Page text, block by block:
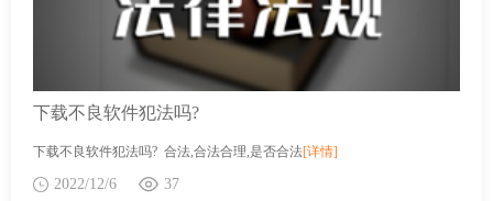
下载不良软件犯法吗?
下载不良软件犯法吗? 合法,合法合理,是否合法[详情]
2022/12/6 37